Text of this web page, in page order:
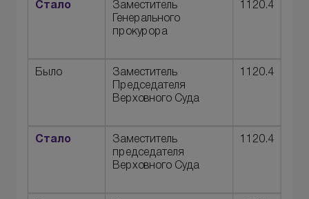
Стало Заместитель
Генерального
прокурора
1120.4
Было
Заместитель
Председателя
Верховного Суда
1120.4
Стало
Заместитель
председателя
Верховного Суда
1120.4